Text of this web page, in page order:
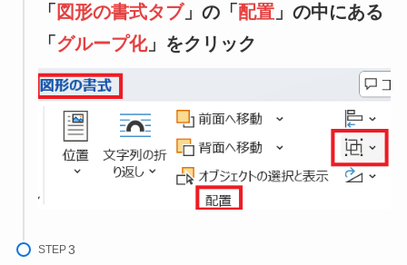
「 図形の書式タブ」の「 配置」の中にある
「 グループ化」をクリック
STEP